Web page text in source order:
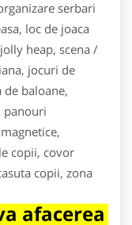
serbari
loc de joaca
heap, scena /
jocuri de
baloane,
panouri
copii, covor
copii, zona
afacerea